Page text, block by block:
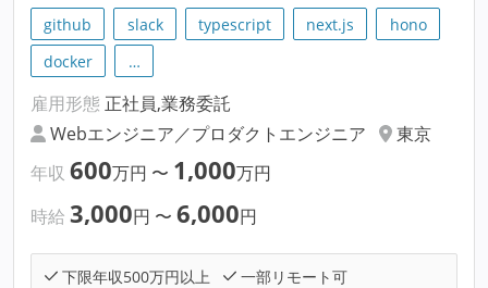
github slack typescript next.js
hono
docker
…
雇用形態 正社員,業務委託
Webエンジニア／プロダクトエンジニア
東京
年収 600万円 〜 1,000万円
時給 3,000円 〜 6,000円
下限年収500万円以上
一部リモート可